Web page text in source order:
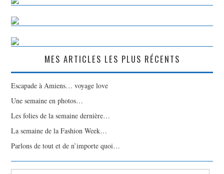
MES ARTICLES LES PLUS RÉCENTS
Escapade à Amiens… voyage love
Une semaine en photos…
Les folies de la semaine dernière…
La semaine de la Fashion Week…
Parlons de tout et de n’importe quoi…